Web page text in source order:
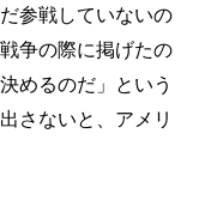
参戦していないの
争の際に掲げたの
めるのだ」という
さないと、アメリ